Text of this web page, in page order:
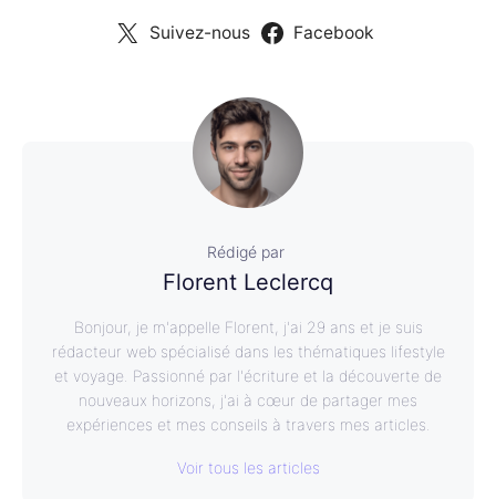
Suivez-nous Facebook
Rédigé par
Florent Leclercq
Bonjour, je m'appelle Florent, j'ai 29 ans et je suis
rédacteur web spécialisé dans les thématiques lifestyle
et voyage. Passionné par l'écriture et la découverte de
nouveaux horizons, j'ai à cœur de partager mes
expériences et mes conseils à travers mes articles.
Voir tous les articles